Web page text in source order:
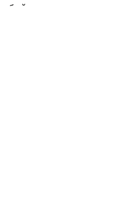
бойындағы жеке